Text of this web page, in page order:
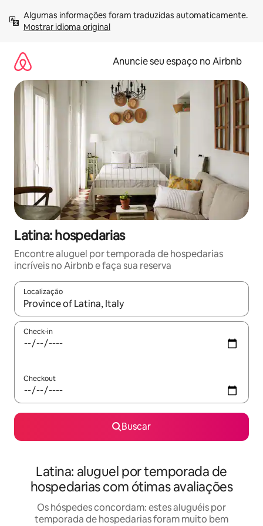
para
Mostrar idioma original
Anuncie seu espaço no Airbnb
Latina: hospedarias
Encontre aluguel por temporada de hospedarias
incríveis no Airbnb e faça sua reserva
Localização
Quando os resultados estiverem disponíveis, explore-os
Check-in
Checkout
Buscar
Latina: aluguel por temporada de
hospedarias com ótimas avaliações
Os hóspedes concordam: estes aluguéis por
temporada de hospedarias foram muito bem